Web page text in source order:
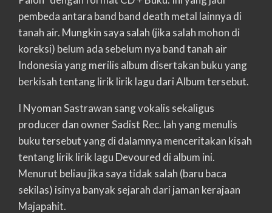
pembeda antara band band death metal lainnya di
tanah air. Mungkin saya salah (jika salah mohon di
koreksi) belum ada sebelum nya band tanah air
Indonesia yang merilis album disertakan buku yang
berkisah tentang lirik lirik lagu dari Album tersebut.
I Nyoman Sastrawan sang vokalis sekaligus
producer dan owner Sadist Rec. lah yang menulis
buku tersebut yang di dalamnya menceritakan kisah
tentang lirik lirik lagu Devoured di album ini.
Menurut beliau jika saya tidak salah (baru baca
sekilas) isinya banyak sejarah dari jaman kerajaan
Majapahit.